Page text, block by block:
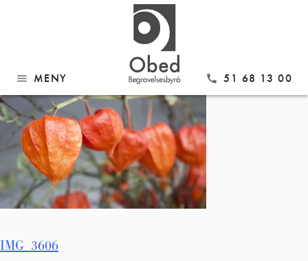
menu MENY call 51 68 13 00
Innleggsnavigasjon
IMG_3606